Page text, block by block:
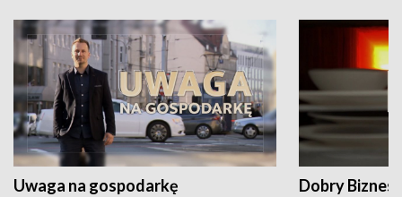
Uwaga na gospodarkę Dobry Biznes